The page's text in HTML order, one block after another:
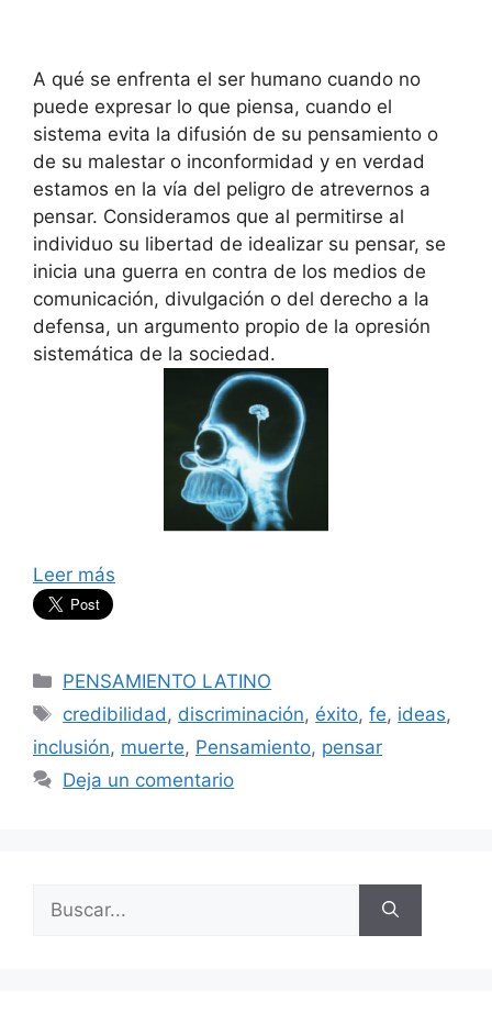
A qué se enfrenta el ser humano cuando no
puede expresar lo que piensa, cuando el
sistema evita la difusión de su pensamiento o
de su malestar o inconformidad y en verdad
estamos en la vía del peligro de atrevernos a
pensar. Consideramos que al permitirse al
individuo su libertad de idealizar su pensar, se
inicia una guerra en contra de los medios de
comunicación, divulgación o del derecho a la
defensa, un argumento propio de la opresión
sistemática de la sociedad.
Leer más
Categorías
PENSAMIENTO LATINO
Etiquetas
credibilidad , discriminación, éxito,fe, ideas,
inclusión, muerte, Pensamiento, pensar
Deja un comentario